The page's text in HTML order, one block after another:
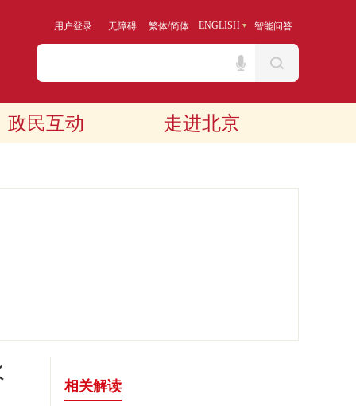
用户登录 无障碍 繁体/简体 ENGLISH 智能问答
政民互动 走进北京
相关解读